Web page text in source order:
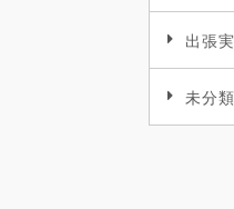
出張
未分類